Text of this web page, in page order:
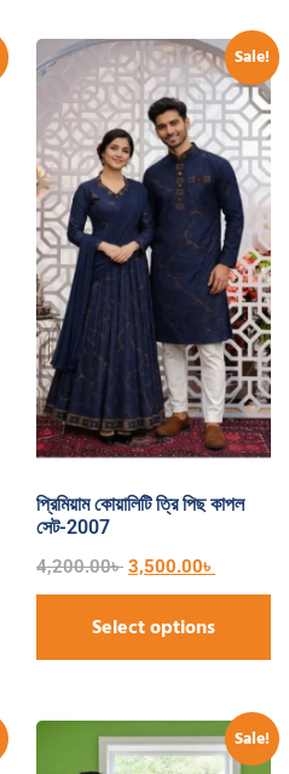
Sale!
প্রিমিয়াম কোয়ালিটি ত্রি পিছ কাপল
সেট-2007
4,200.00৳ 3,500.00৳
Select options
Sale!